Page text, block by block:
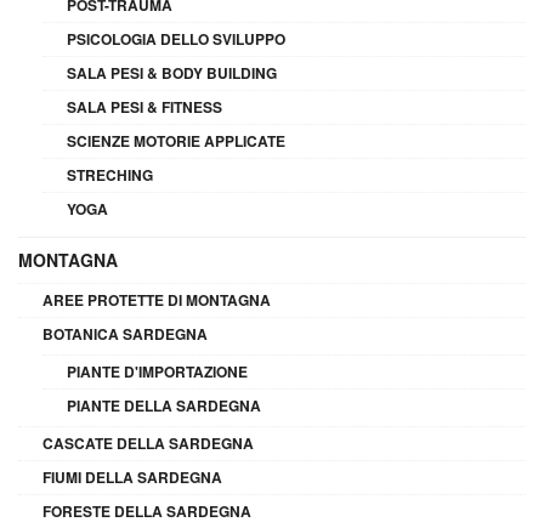
POST-TRAUMA
PSICOLOGIA DELLO SVILUPPO
SALA PESI & BODY BUILDING
SALA PESI & FITNESS
SCIENZE MOTORIE APPLICATE
STRECHING
YOGA
MONTAGNA
AREE PROTETTE DI MONTAGNA
BOTANICA SARDEGNA
PIANTE D'IMPORTAZIONE
PIANTE DELLA SARDEGNA
CASCATE DELLA SARDEGNA
FIUMI DELLA SARDEGNA
FORESTE DELLA SARDEGNA